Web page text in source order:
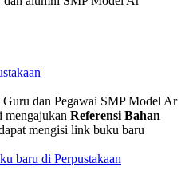
dan Pegawai SMP Model Ar
mengajukan Referensi Bahan
mengisi link buku baru
baru di Perpustakaan